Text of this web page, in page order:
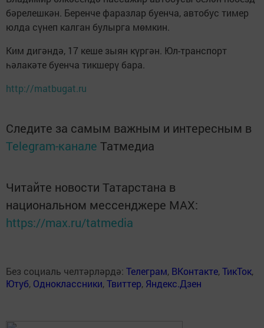
бәрелешкән. Беренче фаразлар буенча, автобус тимер
юлда сүнеп калган булырга мөмкин.
Ким дигәндә, 17 кеше зыян күргән. Юл-транспорт
һәлакәте буенча тикшерү бара.
http://matbugat.ru
Следите за самым важным и интересным в
Telegram-канале Татмедиа
Читайте новости Татарстана в
национальном мессенджере MАХ:
https://max.ru/tatmedia
Без социаль челтәрләрдә: Телеграм, ВКонтакте,ТикТок,
Ютуб, Одноклассники,Твиттер, Яндекс.Дзен